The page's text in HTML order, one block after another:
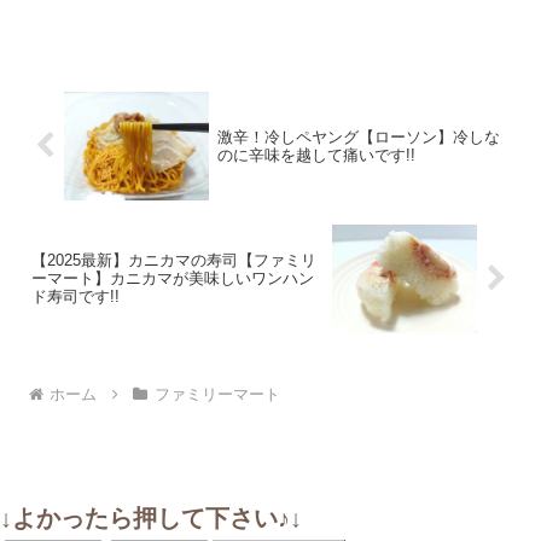
激辛！冷しペヤング【ローソン】冷しな
のに辛味を越して痛いです!!
【2025最新】カニカマの寿司【ファミリ
ーマート】カニカマが美味しいワンハン
ド寿司です!!
ホーム ファミリーマート
↓よかったら押して下さい♪↓